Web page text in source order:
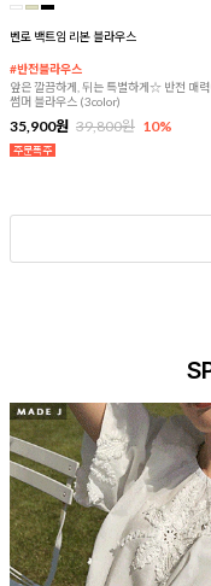
벤로 백트임 리본 블라우스
#반전블라우스
앞은 깔끔하게, 뒤는 특별하게☆ 반전 매
썸머 블라우스 (3color)
35,900원 39,800원 10%